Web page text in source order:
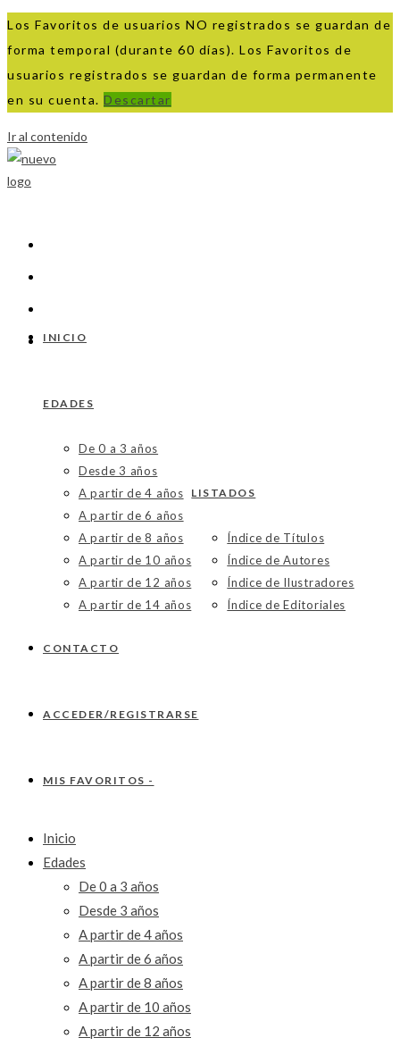
Los Favoritos de usuarios NO registrados se guardan de
forma temporal (durante 60 días). Los Favoritos de
usuarios registrados se guardan de forma permanente
en su cuenta. Descartar
Ir al contenido
INICIO
EDADES
De 0 a 3 años
Desde 3 años
A partir de 4 años
A partir de 6 años
A partir de 8 años
A partir de 10 años
A partir de 12 años
A partir de 14 años
LISTADOS
Índice de Títulos
Índice de Autores
Índice de Ilustradores
Índice de Editoriales
CONTACTO
ACCEDER/REGISTRARSE
MIS FAVORITOS -
Inicio
Edades
De 0 a 3 años
Desde 3 años
A partir de 4 años
A partir de 6 años
A partir de 8 años
A partir de 10 años
A partir de 12 años